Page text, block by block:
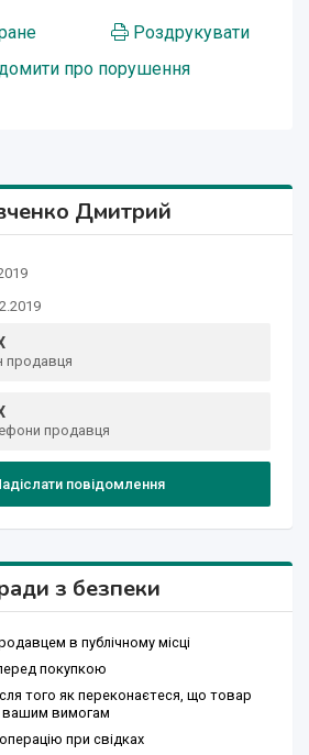
Роздрукувати
про порушення
Дмитрий
продавця
продавця
повідомлення
з безпеки
в публічному місці
покупкою
того як переконаєтеся, що товар
вашим вимогам
при свідках